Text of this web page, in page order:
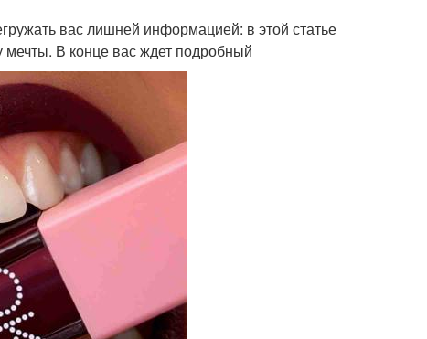
вас лишней информацией: в этой статье
В конце вас ждет подробный